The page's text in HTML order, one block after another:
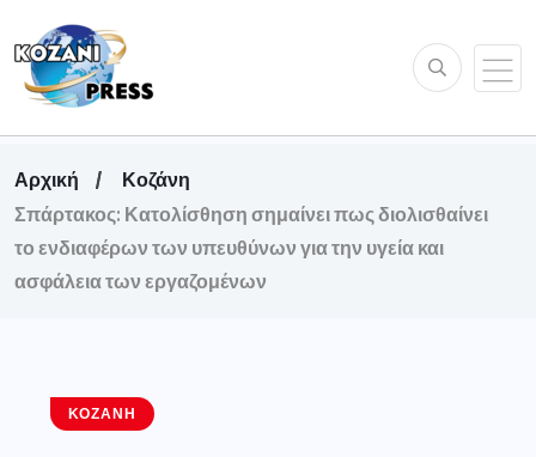
Αρχική
Κοζάνη
Σπάρτακος: Κατολίσθηση σημαίνει πως διολισθαίνει
το ενδιαφέρων των υπευθύνων για την υγεία και
ασφάλεια των εργαζομένων
ΚΟΖΆΝΗ